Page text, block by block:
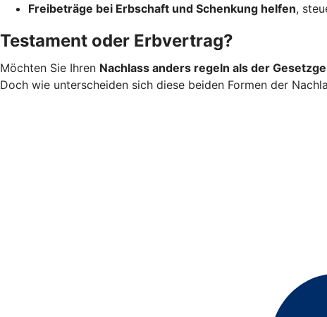
Freibeträge bei Erbschaft und Schenkung helfen,
Testament oder Erbvertrag?
Möchten Sie Ihren Nachlass anders regeln als der
Doch wie unterscheiden sich diese beiden Formen der